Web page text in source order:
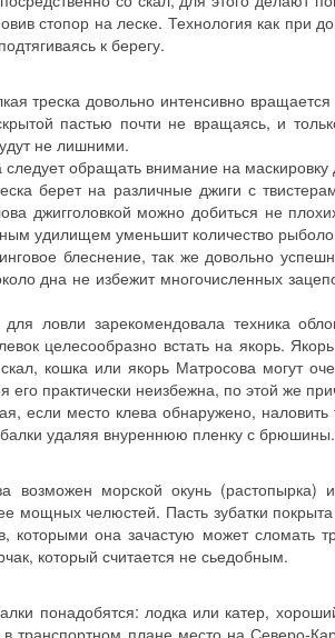
стопор на леске. Технология как при
к берегу.
треска довольно интенсивно
пастью почти не вращаясь, и
не лишними.
обращать внимание на
берет на различные джиги с
джигголовкой можно добиться не
удилищем уменьшит количество
блеснение, так же довольно
дна не избежит многочисленных
ловли зарекомендовала техника
целесообразно встать на якорь.
кошка или якорь Матросова могут
его практически неизбежна, по этой же
если место клева обнаружено, наловить
удаляя внуреннюю пленку с брюшины.
возможен морской окунь
мощных челюстей. Пасть зубатки
которыми она зачастую может сломать
который считается не сьедобным.
понадобятся: лодка или катер,